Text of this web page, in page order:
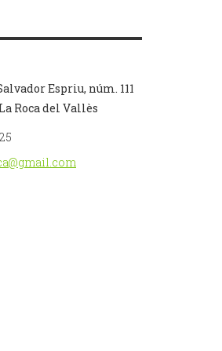
Espriu, núm. 111
Roca del Vallès